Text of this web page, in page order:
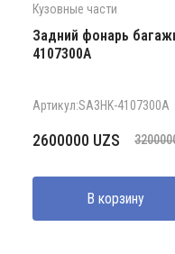
Кузовные части
Задний фонарь
4107300A
Артикул:SA3HK-4107300A
Первоначальная
составляла
3200000 UZS.
2600000 UZS
Текущая
2600000 UZS.
В корзину